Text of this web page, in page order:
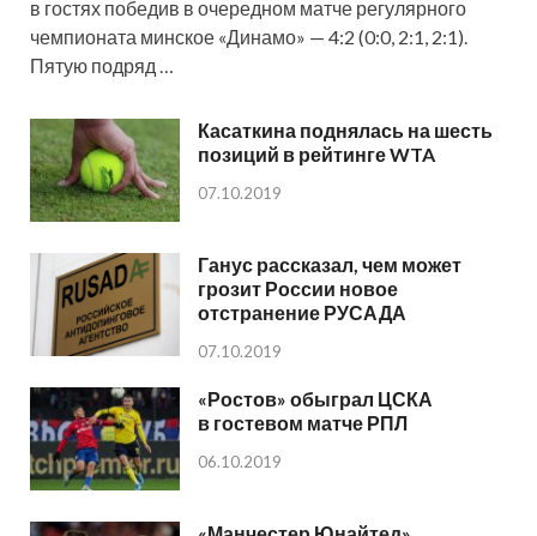
в гостях победив в очередном матче регулярного
чемпионата минское «Динамо» — 4:2 (0:0, 2:1, 2:1).
Пятую подряд …
Касаткина поднялась на шесть
позиций в рейтинге WTA
07.10.2019
Ганус рассказал, чем может
грозит России новое
отстранение РУСАДА
07.10.2019
«Ростов» обыграл ЦСКА
в гостевом матче РПЛ
06.10.2019